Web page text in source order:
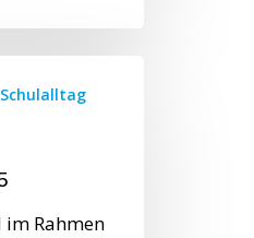
Rahmen